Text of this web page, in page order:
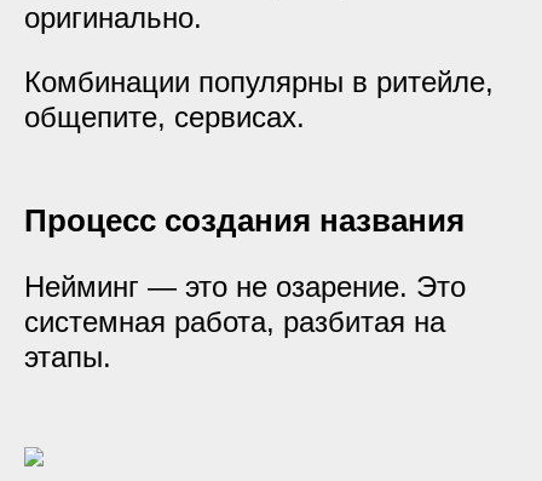
оригинально.
Комбинации популярны в ритейле,
общепите, сервисах.
Процесс создания названия
Нейминг — это не озарение. Это
системная работа, разбитая на
этапы.